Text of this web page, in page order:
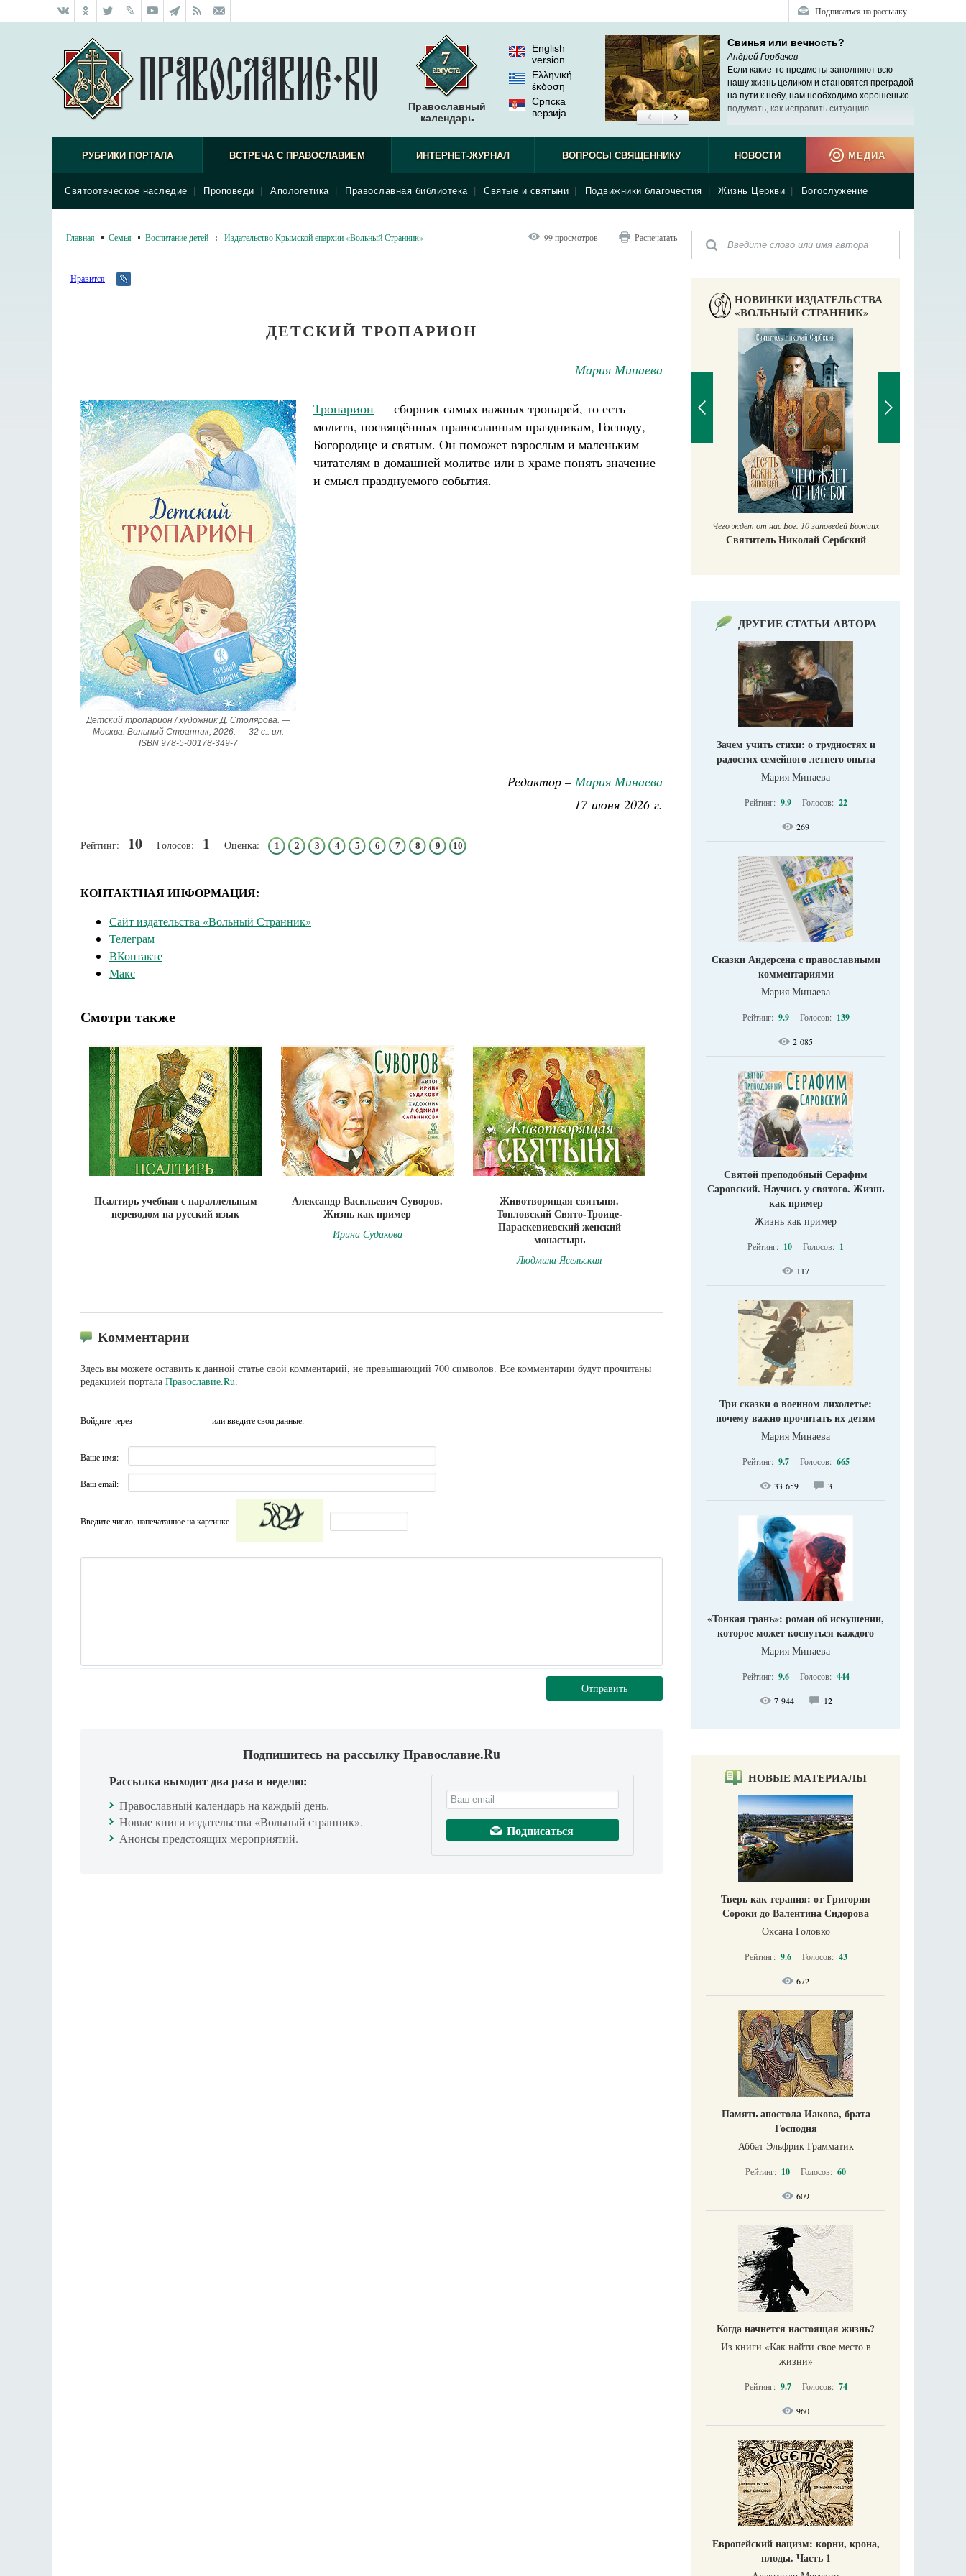
Подписаться на рассылку
Православный
календарь
English
version
Ελληνική
έκδοση
Српска
верзиjа
Свинья или вечность?
Андрей Горбачев
Если какие-то предметы заполняют всю
нашу жизнь целиком и становятся преградой
на пути к небу, нам необходимо хорошенько
подумать, как исправить ситуацию.
РУБРИКИ ПОРТАЛА ВСТРЕЧА С ПРАВОСЛАВИЕМ
Святоотеческое наследие Проповеди Апологетика Православная библиотека Святые и святыни Подвижники благочестия Жизнь Церкви Богослужение
ИНТЕРНЕТ-ЖУРНАЛ ВОПРОСЫ СВЯЩЕННИКУ НОВОСТИ МЕДИА
Главная Семья Воспитание детей : Издательство Крымской епархии «Вольный Странник» 99 просмотров Распечатать
Нравится
ДЕТСКИЙ ТРОПАРИОН
Мария Минаева
Детский тропарион / художник Д. Столярова. —
Москва: Вольный Странник, 2026. — 32 с.: ил.
ISBN 978-5-00178-349-7
Тропарион — сборник самых важных тропарей, то есть
молитв, посвящённых православным праздникам, Господу,
Богородице и святым. Он поможет взрослым и маленьким
читателям в домашней молитве или в храме понять значение
и смысл празднуемого события.
Редактор – Мария Минаева
17 июня 2026 г.
Рейтинг: 10 Голосов: 1 Оценка: 1 2 3 4 5 6 7 8 9 10
КОНТАКТНАЯ ИНФОРМАЦИЯ:
Сайт издательства «Вольный Странник»
Телеграм
ВКонтакте
Макс
Смотри также
Псалтирь учебная с параллельным
переводом на русский язык
Александр Васильевич Суворов.
Жизнь как пример
Ирина Судакова
Животворящая святыня.
Топловский Свято-Троице-
Параскевиевский женский
монастырь
Людмила Ясельская
Комментарии
Здесь вы можете оставить к данной статье свой комментарий, не превышающий 700 символов. Все комментарии будут прочитаны
редакцией портала Православие.Ru.
Войдите через или введите свои данные:
Ваше имя:
Ваш email:
Введите число, напечатанное на картинке
Отправить
Подпишитесь на рассылку Православие.Ru
Рассылка выходит два раза в неделю:
Православный календарь на каждый день.
Новые книги издательства «Вольный странник».
Анонсы предстоящих мероприятий.
НОВИНКИ ИЗДАТЕЛЬСТВА
«ВОЛЬНЫЙ СТРАННИК»
Чего ждет от нас Бог. 10 заповедей Божиих
Святитель Николай Сербский
ДРУГИЕ СТАТЬИ АВТОРА
Зачем учить стихи: о трудностях и
радостях семейного летнего опыта
Мария Минаева
Рейтинг: 9.9 Голосов: 22
269
Сказки Андерсена с православными
комментариями
Мария Минаева
Рейтинг: 9.9 Голосов: 139
2 085
Святой преподобный Серафим
Саровский. Научись у святого. Жизнь
как пример
Жизнь как пример
Рейтинг: 10 Голосов: 1
117
Три сказки о военном лихолетье:
почему важно прочитать их детям
Мария Минаева
Рейтинг: 9.7 Голосов: 665
33 659 3
«Тонкая грань»: роман об искушении,
которое может коснуться каждого
Мария Минаева
Рейтинг: 9.6 Голосов: 444
7 944 12
НОВЫЕ МАТЕРИАЛЫ
Тверь как терапия: от Григория
Сороки до Валентина Сидорова
Оксана Головко
Рейтинг: 9.6 Голосов: 43
672
Память апостола Иакова, брата
Господня
Аббат Эльфрик Грамматик
Рейтинг: 10 Голосов: 60
609
Когда начнется настоящая жизнь?
Из книги «Как найти свое место в
жизни​»
Рейтинг: 9.7 Голосов: 74
960
Европейский нацизм: корни, крона,
плоды. Часть 1